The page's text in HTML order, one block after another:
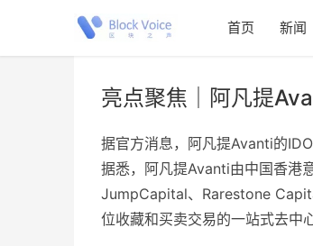
首页 新闻
亮点聚焦｜阿凡提
据官方消息，阿凡提Avanti的
据悉，阿凡提Avanti由中国香港
JumpCapital、Rarestone
位收藏和买卖交易的一站式去中